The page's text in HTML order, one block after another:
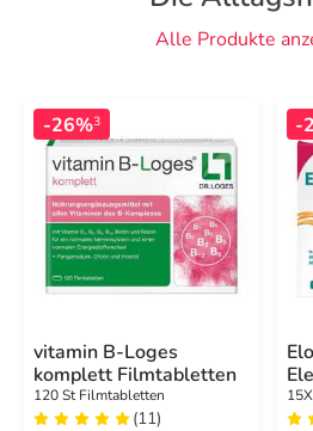
Alle Produkte
-26%3
vitamin B-Loges
komplett Filmtabletten
120 St Filmtabletten
(11)
-